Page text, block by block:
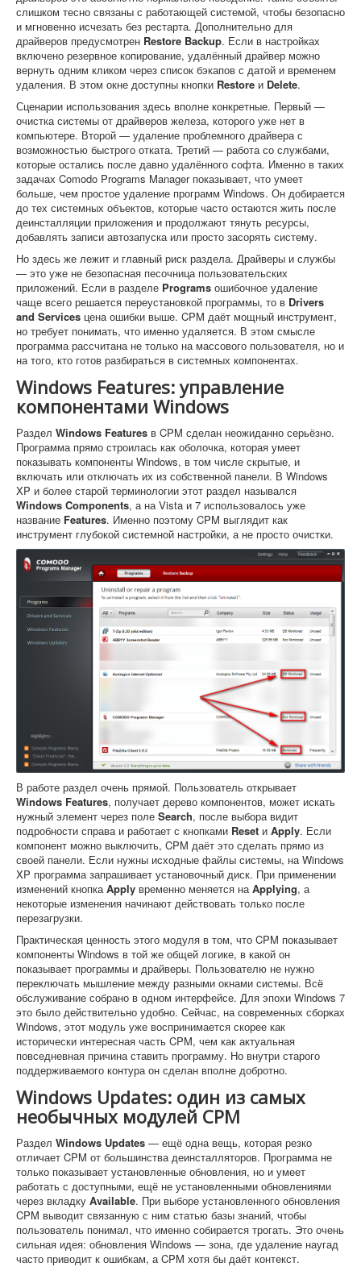
слишком тесно связаны с работающей системой, чтобы безопасно
и мгновенно исчезать без рестарта. Дополнительно для
драйверов предусмотрен Restore Backup. Если в настройках
включено резервное копирование, удалённый драйвер можно
вернуть одним кликом через список бэкапов с датой и временем
удаления. В этом окне доступны кнопки Restore и Delete.
Сценарии использования здесь вполне конкретные. Первый —
очистка системы от драйверов железа, которого уже нет в
компьютере. Второй — удаление проблемного драйвера с
возможностью быстрого отката. Третий — работа со службами,
которые остались после давно удалённого софта. Именно в таких
задачах Comodo Programs Manager показывает, что умеет
больше, чем простое удаление программ Windows. Он добирается
до тех системных объектов, которые часто остаются жить после
деинсталляции приложения и продолжают тянуть ресурсы,
добавлять записи автозапуска или просто засорять систему.
Но здесь же лежит и главный риск раздела. Драйверы и службы
— это уже не безопасная песочница пользовательских
приложений. Если в разделе Programs ошибочное удаление
чаще всего решается переустановкой программы, то в Drivers
and Services цена ошибки выше. CPM даёт мощный инструмент,
но требует понимать, что именно удаляется. В этом смысле
программа рассчитана не только на массового пользователя, но и
на того, кто готов разбираться в системных компонентах.
Windows Features: управление
компонентами Windows
Раздел Windows Features в CPM сделан неожиданно серьёзно.
Программа прямо строилась как оболочка, которая умеет
показывать компоненты Windows, в том числе скрытые, и
включать или отключать их из собственной панели. В Windows
XP и более старой терминологии этот раздел назывался
Windows Components, а на Vista и 7 использовалось уже
название Features. Именно поэтому CPM выглядит как
инструмент глубокой системной настройки, а не просто очистки.
В работе раздел очень прямой. Пользователь открывает
Windows Features, получает дерево компонентов, может искать
нужный элемент через поле Search, после выбора видит
подробности справа и работает с кнопками Reset и Apply. Если
компонент можно выключить, CPM даёт это сделать прямо из
своей панели. Если нужны исходные файлы системы, на Windows
XP программа запрашивает установочный диск. При применении
изменений кнопкаApply временно меняется наApplying, а
некоторые изменения начинают действовать только после
перезагрузки.
Практическая ценность этого модуля в том, что CPM показывает
компоненты Windows в той же общей логике, в какой он
показывает программы и драйверы. Пользователю не нужно
переключать мышление между разными окнами системы. Всё
обслуживание собрано в одном интерфейсе. Для эпохи Windows 7
это было действительно удобно. Сейчас, на современных сборках
Windows, этот модуль уже воспринимается скорее как
исторически интересная часть CPM, чем как актуальная
повседневная причина ставить программу. Но внутри старого
поддерживаемого контура он сделан вполне добротно.
Windows Updates: один из самых
необычных модулей CPM
Раздел Windows Updates — ещё одна вещь, которая резко
отличает CPM от большинства деинсталляторов. Программа не
только показывает установленные обновления, но и умеет
работать с доступными, ещё не установленными обновлениями
через вкладку Available. При выборе установленного обновления
CPM выводит связанную с ним статью базы знаний, чтобы
пользователь понимал, что именно собирается трогать. Это очень
сильная идея: обновления Windows — зона, где удаление наугад
часто приводит к ошибкам, а CPM хотя бы даёт контекст.